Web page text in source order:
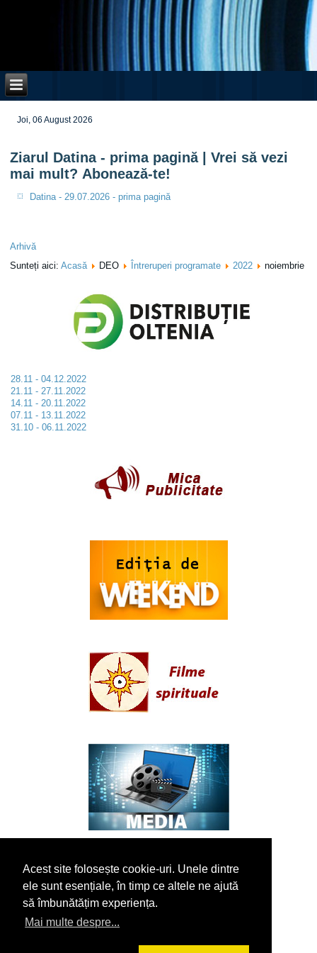
Acest site folosește cookie-uri. Unele dintre
ele sunt esențiale, în timp ce altele ne ajută
să îmbunătățim experiența.
Mai multe despre...
Joi, 06 August 2026
Ziarul Datina - prima pagină | Vrei să vezi
mai mult? Abonează-te!
Datina - 29.07.2026 - prima pagină
Arhivă
Sunteți aici:Acasă DEO Întreruperi programate 2022 noiembrie
28.11 - 04.12.2022
21.11 - 27.11.2022
14.11 - 20.11.2022
07.11 - 13.11.2022
31.10 - 06.11.2022